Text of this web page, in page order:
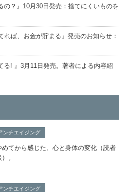
の？』10月30日発売：捨てにくいものを
れば、お金が貯まる』発売のお知らせ：
る! 』3月11日発売。著者による内容紹
ンチエイジング
めてから感じた、心と身体の変化（読者
。
ンチエイジング